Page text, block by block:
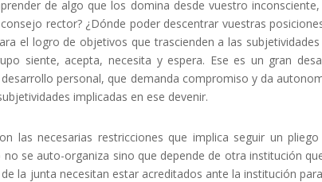
de algo que los domina desde vuestro
rector? ¿Dónde poder descentrar vuestras
el logro de objetivos que trascienden a las
siente, acepta, necesita y espera. Ese es un gran
personal, que demanda compromiso y da
implicadas en ese devenir.
las necesarias restricciones que implica seguir un
se auto-organiza sino que depende de otra institución
la junta necesitan estar acreditados ante la institución